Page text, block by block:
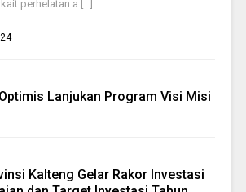
perhelatan a [...]
Lanjukan Program Visi Misi
Kalteng Gelar Rakor Investasi